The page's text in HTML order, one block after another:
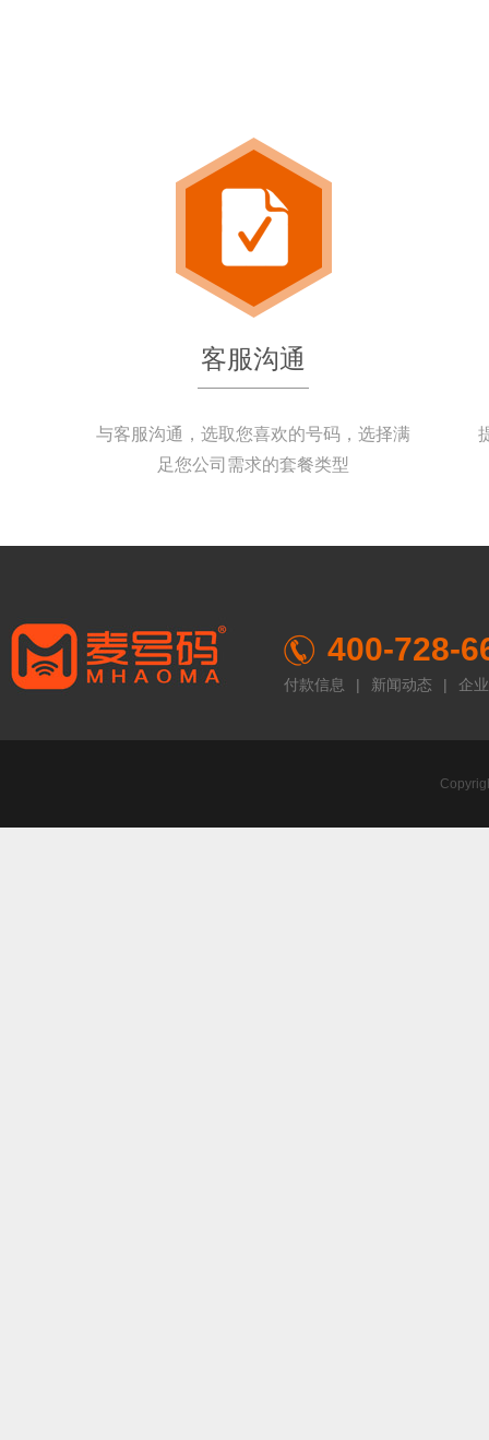
客服沟通
与客服沟通，选取您喜欢的号码，选择满
足您公司需求的套餐类型
400-728-
付款信息 | 新闻动态 | 企